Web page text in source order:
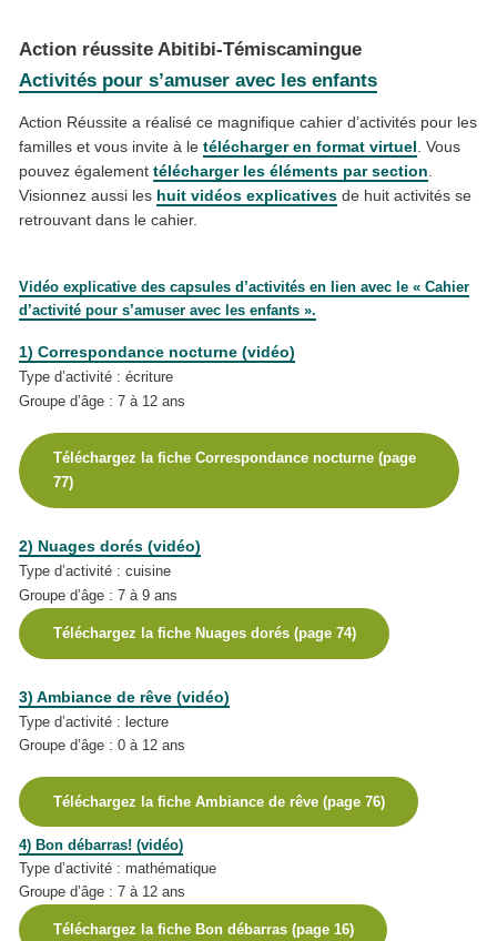
Action réussite Abitibi-Témiscamingue
Activités pour s’amuser avec les enfants
Action Réussite a réalisé ce magnifique cahier d’activités pour les
familles et vous invite à le télécharger en format virtuel . Vous
pouvez également télécharger les éléments par section.
Visionnez aussi les huit vidéos explicatives de huit activités se
retrouvant dans le cahier.
Vidéo explicative des capsules d’activités en lien avec le « Cahier
d’activité pour s’amuser avec les enfants ».
1) Correspondance nocturne (vidéo)
Type d’activité : écriture
Groupe d’âge : 7 à 12 ans
Téléchargez la fiche Correspondance nocturne (page
77)
2) Nuages dorés (vidéo)
Type d’activité : cuisine
Groupe d’âge : 7 à 9 ans
Téléchargez la fiche Nuages dorés (page 74)
3) Ambiance de rêve (vidéo)
Type d’activité : lecture
Groupe d’âge : 0 à 12 ans
Téléchargez la fiche Ambiance de rêve (page 76)
4) Bon débarras! (vidéo)
Type d’activité : mathématique
Groupe d’âge : 7 à 12 ans
Téléchargez la fiche Bon débarras (page 16)